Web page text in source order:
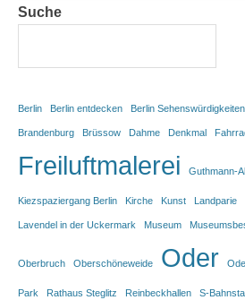
Suche
Berlin Berlin entdecken Berlin Sehenswürdigkeiten
Brandenburg Brüssow Dahme Denkmal
Freiluftmalerei Guthmann-
Kiezspaziergang Berlin Kirche Kunst Landparie
Lavendel in der Uckermark Museum
Oberbruch Oberschöneweide Oder
Park Rathaus Steglitz Reinbeckhallen S-